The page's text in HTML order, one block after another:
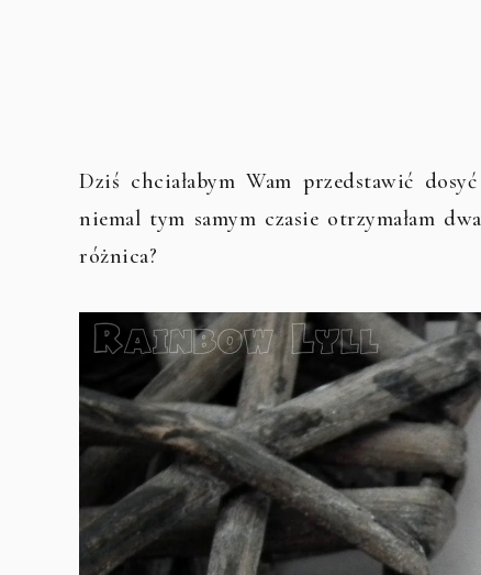
Dziś chciałabym Wam przedstawić
niemal tym samym czasie otrzymałam
różnica?